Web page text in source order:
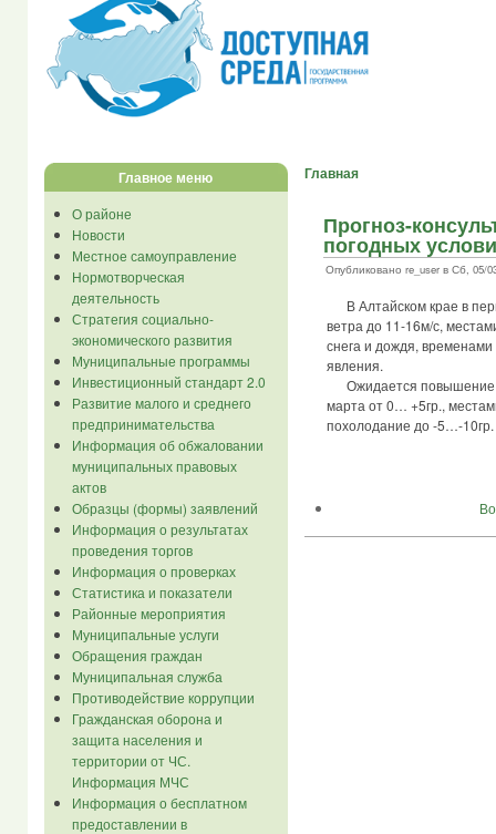
Главное меню
О районе
Новости
Местное самоуправление
Нормотворческая
деятельность
Стратегия социально-
экономического развития
Муниципальные программы
Инвестиционный стандарт 2.0
Развитие малого и среднего
предпринимательства
Информация об обжаловании
муниципальных правовых
актов
Образцы (формы) заявлений
Информация о результатах
проведения торгов
Информация о проверках
Статистика и показатели
Районные мероприятия
Муниципальные услуги
Обращения граждан
Муниципальная служба
Противодействие коррупции
Гражданская оборона и
защита населения и
территории от ЧС.
Информация МЧС
Информация о бесплатном
предоставлении в
Главная
Прогноз-
погодных
Опубликовано re_user в Сб, 05/
В Алтайском крае в
ветра до 11-16м/с,
снега и дождя,
явления.
Ожидается повышение
марта от 0… +5гр.,
похолодание до -5…-